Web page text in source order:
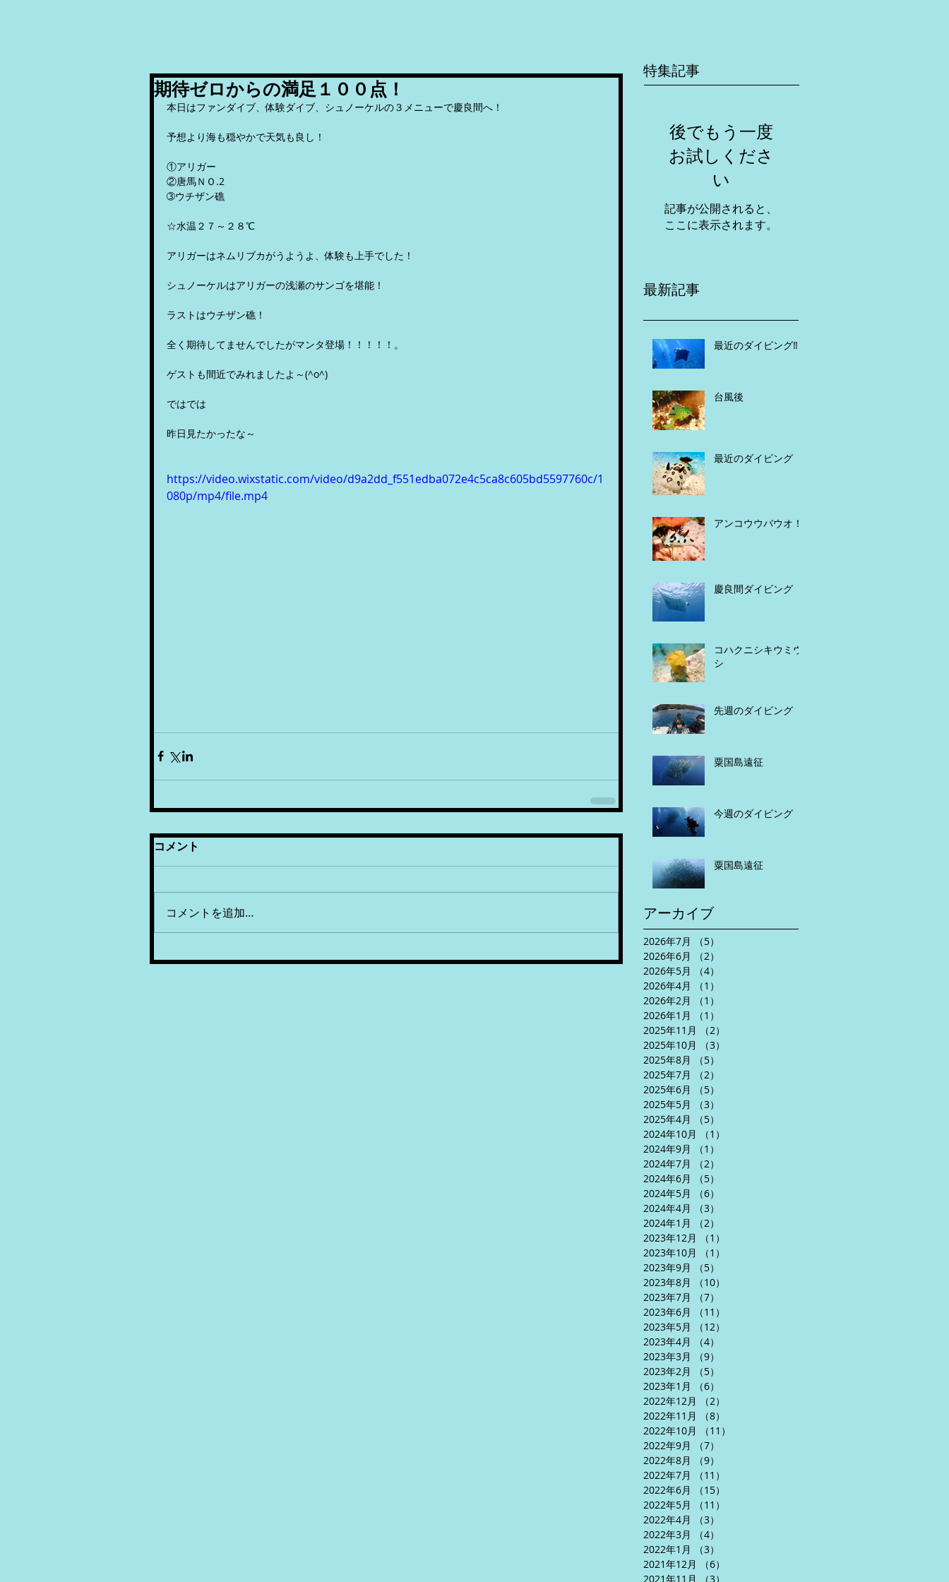
期待ゼロからの満足１００点！
本日はファンダイブ、体験ダイブ、シュノーケルの３メニューで慶良間へ！
予想より海も穏やかで天気も良し！
①アリガー
②唐馬ＮＯ.2
➂ウチザン礁
☆水温２７～２８℃
アリガーはネムリブカがうようよ、体験も上手でした！
シュノーケルはアリガーの浅瀬のサンゴを堪能！
ラストはウチザン礁！
全く期待してませんでしたがマンタ登場！！！！！。
ゲストも間近でみれましたよ～(^o^)
ではでは
昨日見たかったな～
https://video.wixstatic.com/video/d9a2dd_f551edba072e4c5ca8c605bd5597760c/1
080p/mp4/file.mp4
コメント
コメントを追加…
特集記事
後でもう一度
お試しくださ
い
記事が公開されると、
ここに表示されます。
最新記事
最近のダイビング‼️
台風後
最近のダイビング
アンコウウバウオ！
慶良間ダイビング
コハクニシキウミウ
シ
先週のダイビング
粟国島遠征
今週のダイビング
粟国島遠征
アーカイブ
2026年7月 （5）
2026年6月
（2）
2026年5月
（4）
2026年4月
（1）
2026年2月
（1）
2026年1月
（1）
2025年11月
（2）
2025年10月
（3）
2025年8月
（5）
2025年7月
（2）
2025年6月
（5）
2025年5月
（3）
2025年4月
（5）
2024年10月
（1）
2024年9月
（1）
2024年7月
（2）
2024年6月
（5）
2024年5月
（6）
2024年4月
（3）
2024年1月
（2）
2023年12月
（1）
2023年10月
（1）
2023年9月
（5）
2023年8月
（10）
2023年7月
（7）
2023年6月
（11）
2023年5月
（12）
2023年4月
（4）
2023年3月
（9）
2023年2月
（5）
2023年1月
（6）
2022年12月
（2）
2022年11月
（8）
2022年10月
（11）
2022年9月
（7）
2022年8月
（9）
2022年7月
（11）
2022年6月
（15）
2022年5月
（11）
2022年4月
（3）
2022年3月
（4）
2022年1月
（3）
2021年12月
（6）
2021年11月
（3）